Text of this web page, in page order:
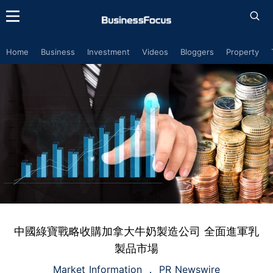
Home Business Investment Videos Bloggers Property
中國綠寶戰略收購加拿大牛奶製造公司 全面進軍乳
製品市場
Market Information PR Newswire